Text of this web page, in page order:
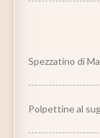
Spezzatino di
Polpettine al